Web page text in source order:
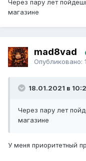
Через пару лет
магазине
mad8vad
Опубликовано:
18.01.2021 в
Через пару лет
магазине
У меня приоритетный